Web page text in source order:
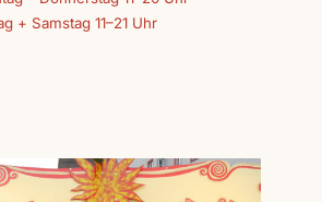
+ Samstag 11–21 Uhr